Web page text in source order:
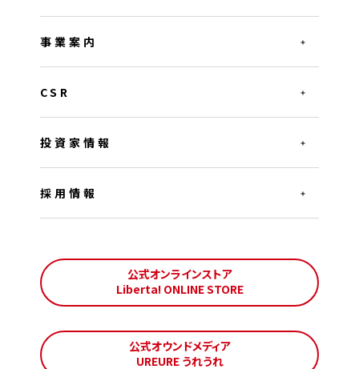
事業案内
CSR
投資家情報
採用情報
公式オンラインストア
Liberta! ONLINE STORE
公式オウンドメディア
UREURE うれうれ